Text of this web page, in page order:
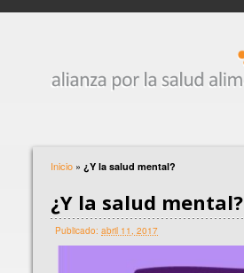
Inicio » ¿Y la salud mental?
¿Y la salud mental?
Publicado: abril 11, 2017